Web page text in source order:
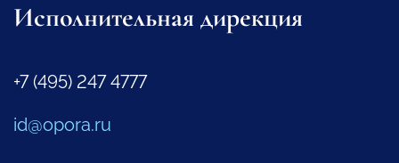
Исполнительная дирекция
+7 (495) 247 4777
id@opora.ru